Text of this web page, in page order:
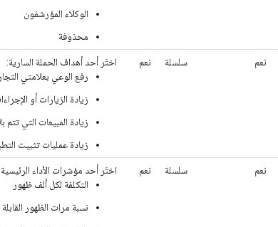
الوكلاء المؤرشفون
محذوفة
نعم سلسلة نعم
اختَر أحد أهداف الحملة السارية:
رفع الوعي بعلامتي
زيادة الزيارات أو
زيادة المبيعات التي تتم
زيادة عمليات تثبيت
نعم سلسلة نعم
اختَر أحد مؤشرات الأداء
التكلفة لكل ألف ظهور
نسبة مرات الظهور